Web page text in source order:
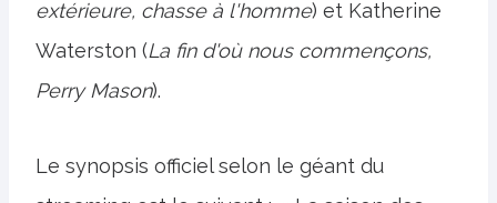
extérieure, chasse à l'homme) et Katherine
Waterston (La fin d'où nous commençons,
Perry Mason).
Le synopsis officiel selon le géant du